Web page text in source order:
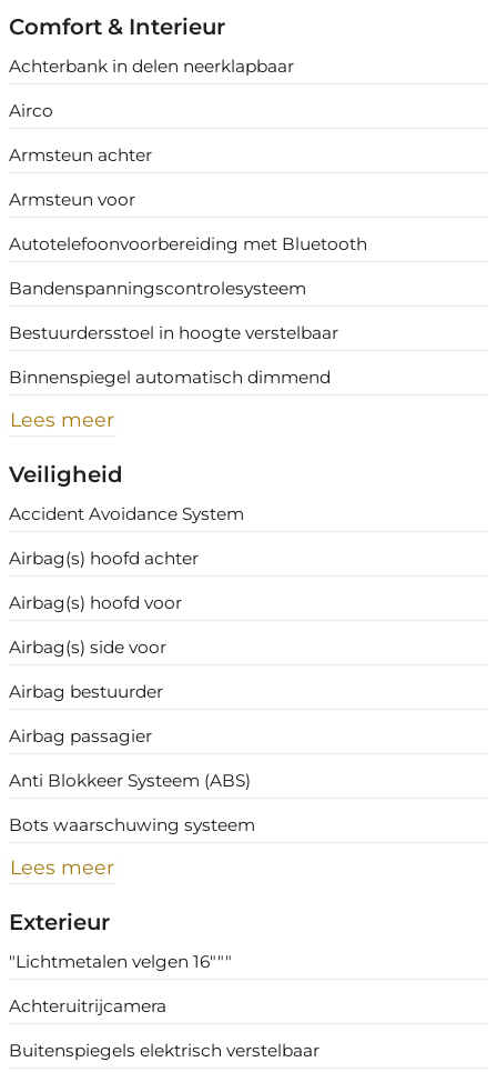
Comfort & Interieur
Achterbank in delen neerklapbaar
Airco
Armsteun achter
Armsteun voor
Autotelefoonvoorbereiding met Bluetooth
Bandenspanningscontrolesysteem
Bestuurdersstoel in hoogte verstelbaar
Binnenspiegel automatisch dimmend
Lees meer
Veiligheid
Accident Avoidance System
Airbag(s) hoofd achter
Airbag(s) hoofd voor
Airbag(s) side voor
Airbag bestuurder
Airbag passagier
Anti Blokkeer Systeem (ABS)
Bots waarschuwing systeem
Lees meer
Exterieur
"Lichtmetalen velgen 16"""
Achteruitrijcamera
Buitenspiegels elektrisch verstelbaar